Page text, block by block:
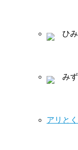
ひみ
みず
アリと